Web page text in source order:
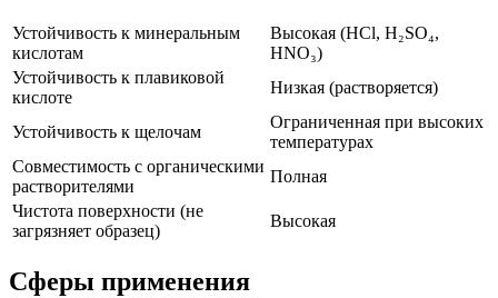
Устойчивость к минеральным
кислотам
Высокая (HCl, H₂SO₄,
HNO₃)
Устойчивость к плавиковой
кислоте
Низкая (растворяется)
Устойчивость к щелочам
Ограниченная при высоких
температурах
Совместимость с органическими
растворителями
Полная
Чистота поверхности (не
загрязняет образец)
Высокая
Сферы применения